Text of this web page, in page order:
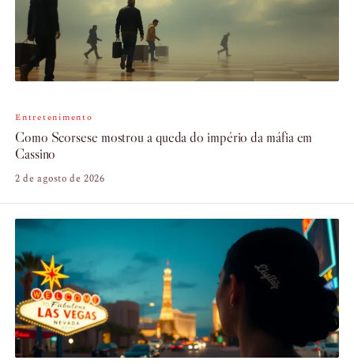
Entretenimento
Como Scorsese mostrou a queda do império da máfia em
Cassino
2 de agosto de 2026